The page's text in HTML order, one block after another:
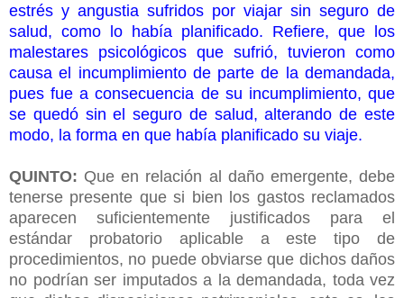
estrés y angustia sufridos por viajar sin seguro de
salud, como lo había planificado. Refiere, que los
malestares psicológicos que sufrió, tuvieron como
causa el incumplimiento de parte de la demandada,
pues fue a consecuencia de su incumplimiento, que
se quedó sin el seguro de salud, alterando de este
modo, la forma en que había planificado su viaje.
QUINTO: Que en relación al daño emergente, debe
tenerse presente que si bien los gastos reclamados
aparecen suficientemente justificados para el
estándar probatorio aplicable a este tipo de
procedimientos, no puede obviarse que dichos daños
no podrían ser imputados a la demandada, toda vez